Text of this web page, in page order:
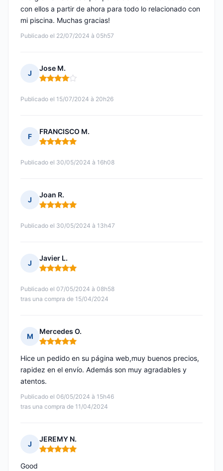
Publicado el 22/07/2024 à 05h57
con ellos a partir de ahora para todo lo relacionado con
mi piscina. Muchas gracias!
J
Jose M.
Nota: 4 de 5
Publicado el 15/07/2024 à 20h26
F
FRANCISCO M.
Nota: 5 de 5
Publicado el 30/05/2024 à 16h08
J
Joan R.
Nota: 5 de 5
Publicado el 30/05/2024 à 13h47
J
Javier L.
Nota: 5 de 5
Publicado el 07/05/2024 à 08h58
tras una compra de 15/04/2024
M
Mercedes O.
Nota: 5 de 5
Publicado el 06/05/2024 à 15h46
tras una compra de 11/04/2024
Hice un pedido en su página web,muy buenos precios,
rapidez en el envío. Además son muy agradables y
atentos.
J
JEREMY N.
Nota: 5 de 5
Good